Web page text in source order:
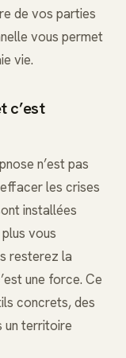
de vos parties
vous permet
vie.
c’est
n’est pas
les crises
installées
vous
resterez la
une force. Ce
concrets, des
un territoire